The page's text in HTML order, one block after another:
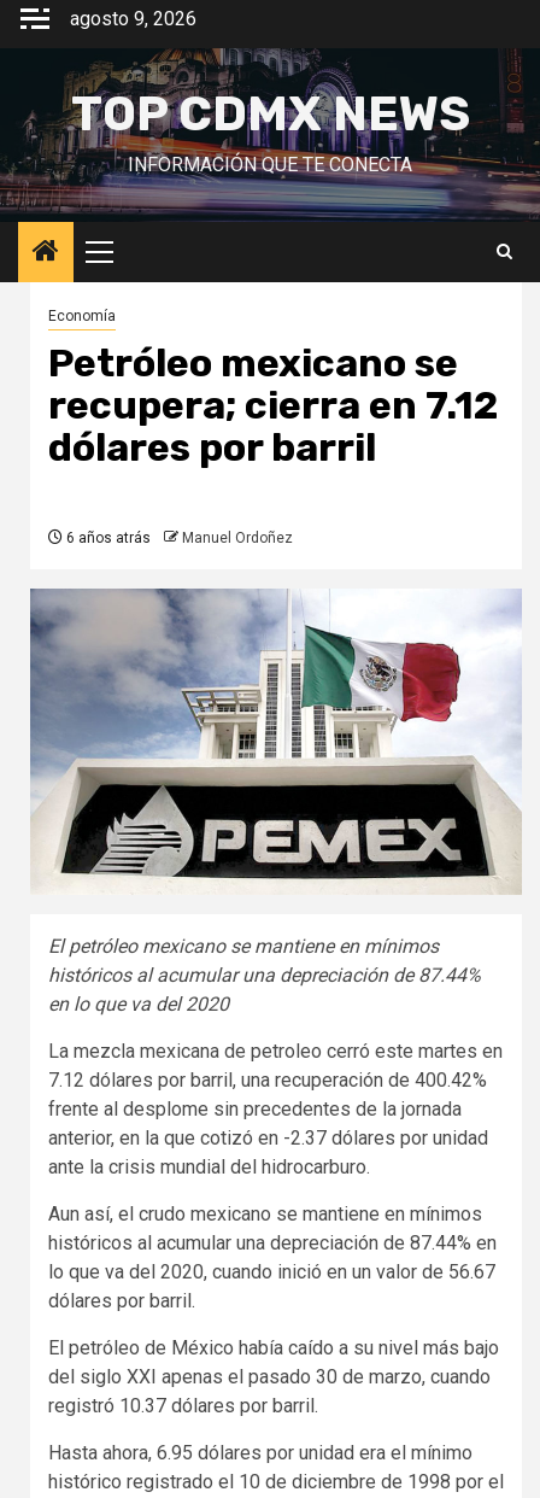
Saltar
contenido
agosto 9, 2026
TOP CDMX NEWS
INFORMACIÓN QUE TE CONECTA
Menú
principal
Economía
Petróleo mexicano se
recupera; cierra en 7.12
dólares por barril
6 años atrás Manuel Ordoñez
El petróleo mexicano se mantiene en mínimos
históricos al acumular una depreciación de 87.44%
en lo que va del 2020
La mezcla mexicana de petroleo cerró este martes en
7.12 dólares por barril, una recuperación de 400.42%
frente al desplome sin precedentes de la jornada
anterior, en la que cotizó en -2.37 dólares por unidad
ante la crisis mundial del hidrocarburo.
Aun así, el crudo mexicano se mantiene en mínimos
históricos al acumular una depreciación de 87.44% en
lo que va del 2020, cuando inició en un valor de 56.67
dólares por barril.
El petróleo de México había caído a su nivel más bajo
del siglo XXI apenas el pasado 30 de marzo, cuando
registró 10.37 dólares por barril.
Hasta ahora, 6.95 dólares por unidad era el mínimo
histórico registrado el 10 de diciembre de 1998 por el